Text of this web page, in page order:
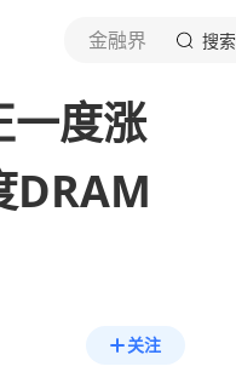
金融界 搜索
一度涨
DRAM
关注